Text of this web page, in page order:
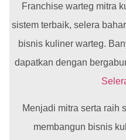
Franchise warteg mitra
sistem terbaik, selera
bisnis kuliner warteg.
dapatkan dengan
Menjadi mitra serta raih
membangun bisnis